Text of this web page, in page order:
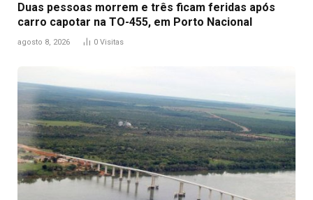
Duas pessoas morrem e três ficam feridas após
carro capotar na TO-455, em Porto Nacional
agosto 8, 2026 0 Visitas